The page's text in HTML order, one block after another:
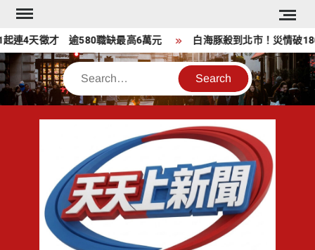
Skip
content
才 逾580職缺最高6萬元 白海豚殺到北市！災情破180件、5
Search